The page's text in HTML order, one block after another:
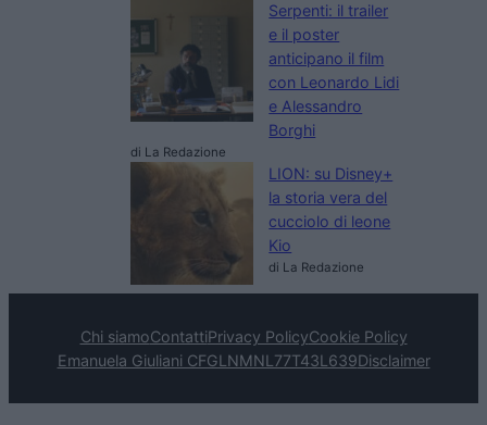
Serpenti: il trailer
e il poster
anticipano il film
con Leonardo Lidi
e Alessandro
Borghi
di La Redazione
LION: su Disney+
la storia vera del
cucciolo di leone
Kio
di La Redazione
Chi siamoContattiPrivacy PolicyCookie Policy
Emanuela Giuliani CFGLNMNL77T43L639Disclaimer